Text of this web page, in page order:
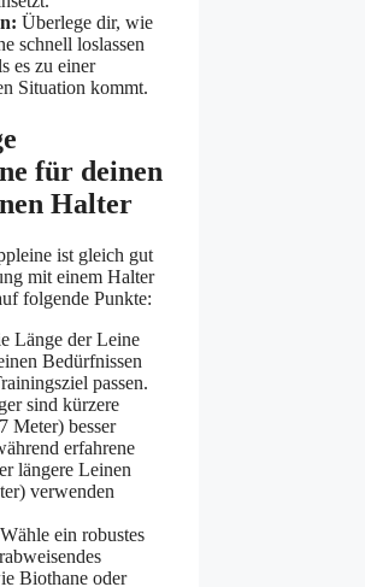
Überlege dir, wie
schnell loslassen
es zu einer
Situation kommt.
für deinen
Halter
ist gleich gut
mit einem Halter
folgende Punkte:
Länge der Leine
Bedürfnissen
passen.
sind kürzere
Meter) besser
erfahrene
längere Leinen
verwenden
Wähle ein robustes
Biothane oder